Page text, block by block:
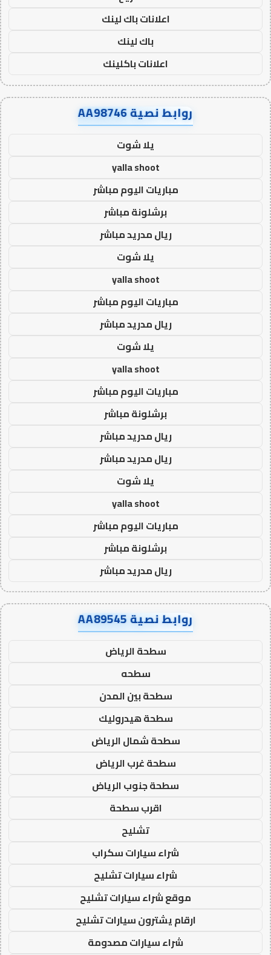
اعلانات باك لينك
باك لينك
اعلانات باكلينك
روابط نصية AA98746
يلا شوت
yalla shoot
مباريات اليوم مباشر
برشلونة مباشر
ريال مدريد مباشر
يلا شوت
yalla shoot
مباريات اليوم مباشر
ريال مدريد مباشر
يلا شوت
yalla shoot
مباريات اليوم مباشر
برشلونة مباشر
ريال مدريد مباشر
ريال مدريد مباشر
يلا شوت
yalla shoot
مباريات اليوم مباشر
برشلونة مباشر
ريال مدريد مباشر
روابط نصية AA89545
سطحة الرياض
سطحه
سطحة بين المدن
سطحة هيدروليك
سطحة شمال الرياض
سطحة غرب الرياض
سطحة جنوب الرياض
اقرب سطحة
تشليح
شراء سيارات سكراب
شراء سيارات تشليح
موقع شراء سيارات تشليح
ارقام يشترون سيارات تشليح
شراء سيارات مصدومة